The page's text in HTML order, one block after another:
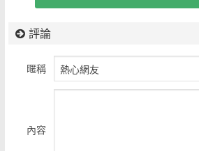
評論
暱稱
內容